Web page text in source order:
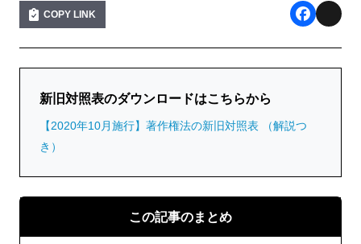
COPY LINK
a
e
o
新旧対照表のダウンロードはこちらから
【2020年10月施行】著作権法の新旧対照表 （解説つ
き）
この記事のまとめ